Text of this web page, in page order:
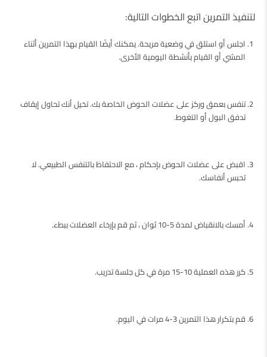
لتنفيذ التمرين اتبع الخطوات التالية:
اجلس أو استلقِ في وضعية مريحة. يمكنك أيضًا القيام بهذا التمرين أثناء
المشي أو القيام بأنشطة اليومية الأخرى.
تنفس بعمق وركز على عضلات الحوض الخاصة بك. تخيل أنك تحاول إيقاف
تدفق البول أو التغوط.
اقبض على عضلات الحوض بإحكام ، مع الاحتفاظ بالتنفس الطبيعي. لا
تحبس أنفاسك.
أمسك بالانقباض لمدة 5-10 ثوان ، ثم قم بإرخاء العضلات ببطء.
كرر هذه العملية 10-15 مرة في كل جلسة تدريب.
قم بتكرار هذا التمرين 3-4 مرات في اليوم.